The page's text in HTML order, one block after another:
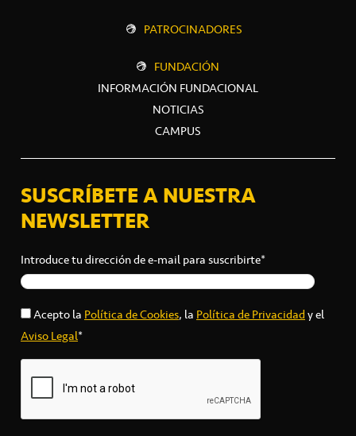
PATROCINADORES
FUNDACIÓN
INFORMACIÓN FUNDACIONAL
NOTICIAS
CAMPUS
SUSCRÍBETE A NUESTRA
NEWSLETTER
Introduce tu dirección de e-mail para suscribirte*
Acepto laPolítica de Cookies, laPolítica de Privacidady el
Aviso Legal*